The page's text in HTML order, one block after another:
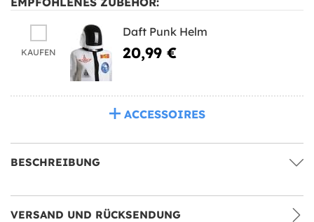
KAUFEN
Daft Punk Helm
20,99 €
ACCESSOIRES
BESCHREIBUNG
VERSAND UND RÜCKSENDUNG